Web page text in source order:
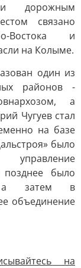
дорожным
связано
Востока и
на Колыме.
один из
районов -
а
Чугуев стал
на базе
было
позднее было
а затем в
объединение
на